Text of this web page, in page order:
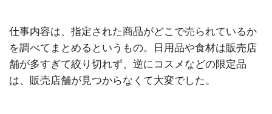
仕事内容は、指定された商品がどこで売られているか
を調べてまとめるというもの。日用品や食材は販売店
舗が多すぎて絞り切れず、逆にコスメなどの限定品
は、販売店舗が見つからなくて大変でした。